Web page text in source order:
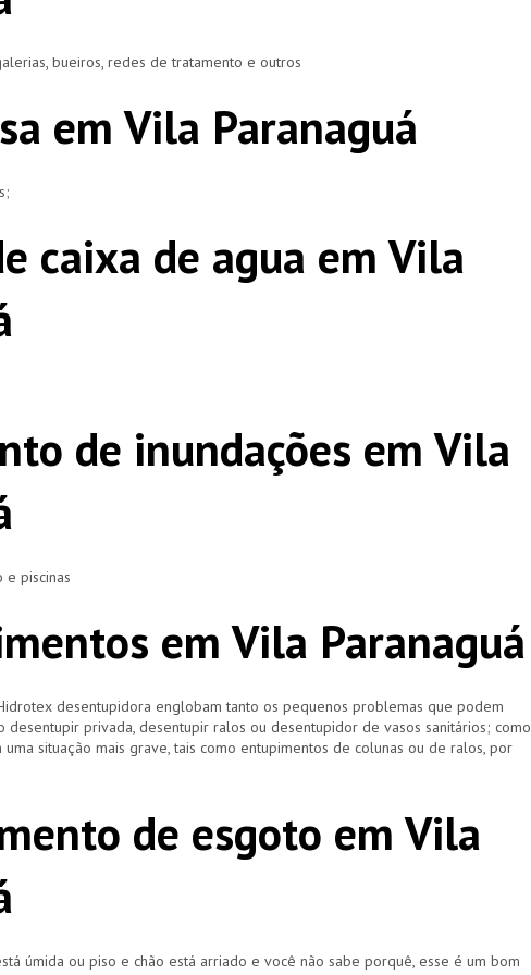
bueiros, redes de tratamento e outros
em Vila Paranaguá
caixa de agua em Vila
de inundações em Vila
e piscinas
em Vila Paranaguá
desentupidora englobam tanto os pequenos problemas que podem
desentupir privada, desentupir ralos ou desentupidor de vasos sanitários; como
situação mais grave, tais como entupimentos de colunas ou de ralos, por
de esgoto em Vila
úmida ou piso e chão está arriado e você não sabe porquê, esse é um bom